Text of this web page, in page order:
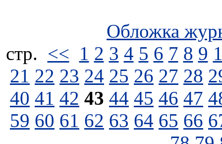
Обложка
стp. << 1 2 3 4 5 6 7 8 9
21 22 23 24 25 26 27 28
40 41 42 43 44 45 46 47
59 60 61 62 63 64 65 66